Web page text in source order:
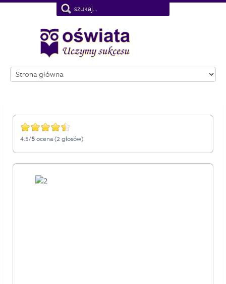
4.5/5ocena (2 głosów)
Nie pokazuj więcej tego komunikatu